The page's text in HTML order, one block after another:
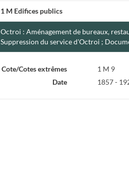
1 M Edifices publics
Octroi : Aménagement de bureaux,
Suppression du service d'Octroi ;
Cote/Cotes extrêmes
1 M 9
Date
1857 -